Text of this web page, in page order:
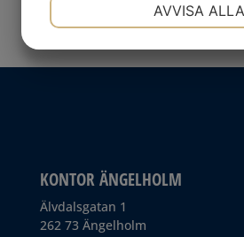
KONTOR ÄNGELHOLM
Älvdalsgatan 1
262 73 Ängelholm
MARKNADSFÖRING
AVVISA ALLA